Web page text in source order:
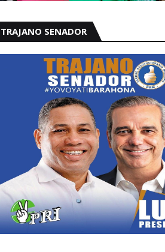
TRAJANO SENADOR